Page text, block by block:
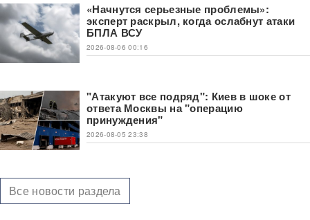
«Начнутся серьезные проблемы»:
эксперт раскрыл, когда ослабнут атаки
БПЛА ВСУ
2026-08-06 00:16
"Атакуют все подряд": Киев в шоке от
ответа Москвы на "операцию
принуждения"
2026-08-05 23:38
Все новости раздела